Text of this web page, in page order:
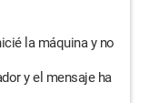
la máquina y no
y el mensaje ha